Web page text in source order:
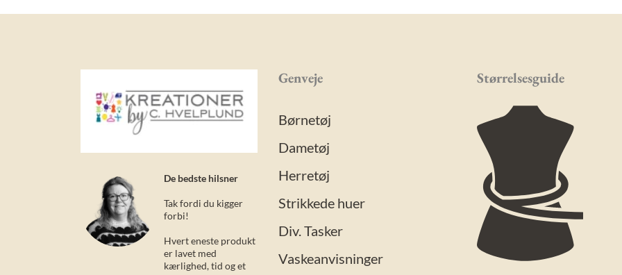
De bedste hilsner
Tak fordi du kigger
forbi!
Hvert eneste produkt
er lavet med
kærlighed, tid og et
Genveje
Børnetøj
Dametøj
Herretøj
Strikkede huer
Div. Tasker
Vaskeanvisninger
Størrelsesguide